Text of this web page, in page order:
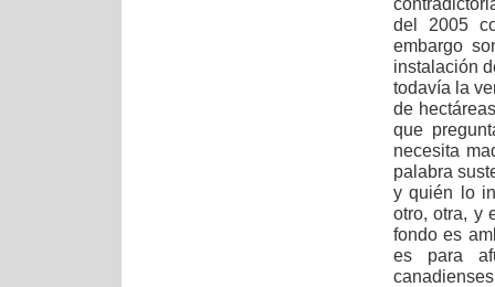
del 2005
embargo
instalación
todavía la
de
que
necesita
palabra
y quién lo
otro, otra, y
fondo es
es para